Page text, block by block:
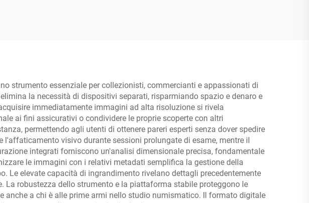
strumento essenziale per collezionisti, commercianti e appassionati di
la necessità di dispositivi separati, risparmiando spazio e denaro e
immediatamente immagini ad alta risoluzione si rivela
ai fini assicurativi o condividere le proprie scoperte con altri
permettendo agli utenti di ottenere pareri esperti senza dover spedire
visivo durante sessioni prolungate di esame, mentre il
integrati forniscono un'analisi dimensionale precisa, fondamentale
le immagini con i relativi metadati semplifica la gestione della
Le elevate capacità di ingrandimento rivelano dettagli precedentemente
robustezza dello strumento e la piattaforma stabile proteggono le
a chi è alle prime armi nello studio numismatico. Il formato digitale